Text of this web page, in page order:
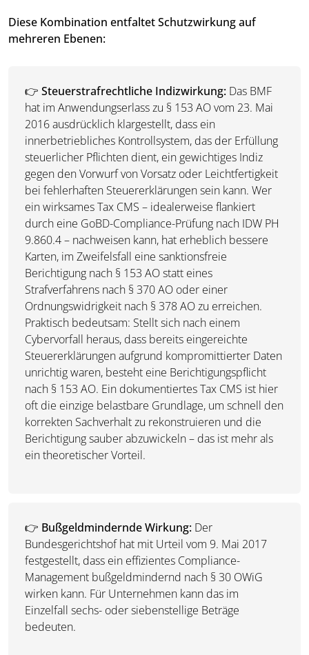
Diese Kombination entfaltet Schutzwirkung auf
mehreren Ebenen:
👉 Steuerstrafrechtliche Indizwirkung: Das BMF
hat im Anwendungserlass zu § 153 AO vom 23. Mai
2016 ausdrücklich klargestellt, dass ein
innerbetriebliches Kontrollsystem, das der Erfüllung
steuerlicher Pflichten dient, ein gewichtiges Indiz
gegen den Vorwurf von Vorsatz oder Leichtfertigkeit
bei fehlerhaften Steuererklärungen sein kann. Wer
ein wirksames Tax CMS – idealerweise flankiert
durch eine GoBD-Compliance-Prüfung nach IDW PH
9.860.4 – nachweisen kann, hat erheblich bessere
Karten, im Zweifelsfall eine sanktionsfreie
Berichtigung nach § 153 AO statt eines
Strafverfahrens nach § 370 AO oder einer
Ordnungswidrigkeit nach § 378 AO zu erreichen.
Praktisch bedeutsam: Stellt sich nach einem
Cybervorfall heraus, dass bereits eingereichte
Steuererklärungen aufgrund kompromittierter Daten
unrichtig waren, besteht eine Berichtigungspflicht
nach § 153 AO. Ein dokumentiertes Tax CMS ist hier
oft die einzige belastbare Grundlage, um schnell den
korrekten Sachverhalt zu rekonstruieren und die
Berichtigung sauber abzuwickeln – das ist mehr als
ein theoretischer Vorteil.
👉 Bußgeldmindernde Wirkung: Der
Bundesgerichtshof hat mit Urteil vom 9. Mai 2017
festgestellt, dass ein effizientes Compliance-
Management bußgeldmindernd nach § 30 OWiG
wirken kann. Für Unternehmen kann das im
Einzelfall sechs- oder siebenstellige Beträge
bedeuten.